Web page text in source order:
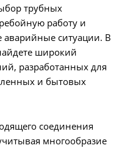
трубных
работу и
аварийные ситуации. В
широкий
разработанных для
и бытовых
соединения
многообразие